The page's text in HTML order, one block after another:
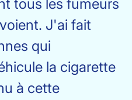
tous les fumeurs
J'ai fait
qui
la cigarette
à cette